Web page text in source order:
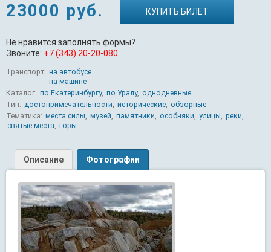
23000 руб. КУПИТЬ БИЛЕТ
Не нравится заполнять формы?
Звоните: +7 (343) 20-20-080
Транспорт: на автобусе
на машине
Каталог: по Екатеринбургу, по Уралу, однодневные
Тип: достопримечательности исторические
обзорные
Тематика: места силы музей памятники особняки улицы реки
святые места
горы
Описание Фотографии
Страницы